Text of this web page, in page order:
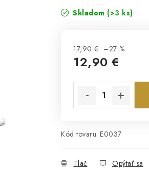
Skladom (>3 ks)
17,90 € –27 %
12,90 €
Kód tovaru: E0037
Tlač Opýtať sa